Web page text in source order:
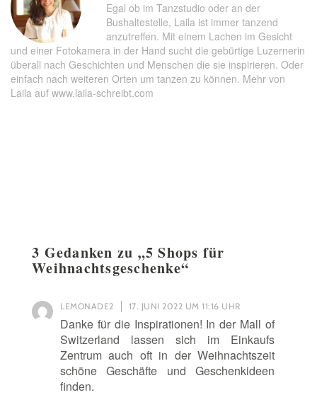
Egal ob im Tanzstudio oder an der
Bushaltestelle, Laila ist immer tanzend
anzutreffen. Mit einem Lachen im Gesicht
und einer Fotokamera in der Hand sucht die gebürtige Luzernerin
überall nach Geschichten und Menschen die sie inspirieren. Oder
einfach nach weiteren Orten um tanzen zu können. Mehr von
Laila auf www.laila-schreibt.com
3 Gedanken zu „5 Shops für
Weihnachtsgeschenke“
LEMONADE2 17. JUNI 2022 UM 11:16 UHR
Danke für die Inspirationen! In der Mall of
Switzerland lassen sich im Einkaufs
Zentrum auch oft in der Weihnachtszeit
schöne Geschäfte und Geschenkideen
finden.